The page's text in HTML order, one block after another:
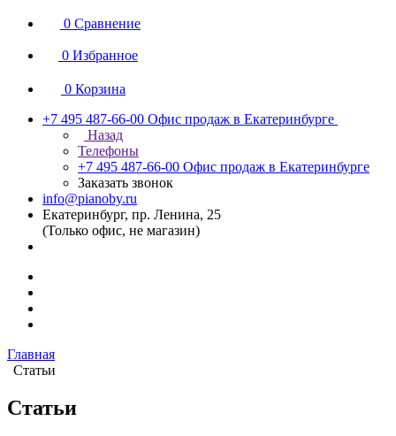
0 Сравнение
0 Избранное
0 Корзина
+7 495 487-66-00 Офис продаж в Екатеринбурге
Назад
Телефоны
+7 495 487-66-00 Офис продаж в Екатеринбурге
Заказать звонок
info@pianoby.ru
Екатеринбург, пр. Ленина, 25
(Только офис, не магазин)
Главная
Статьи
Статьи